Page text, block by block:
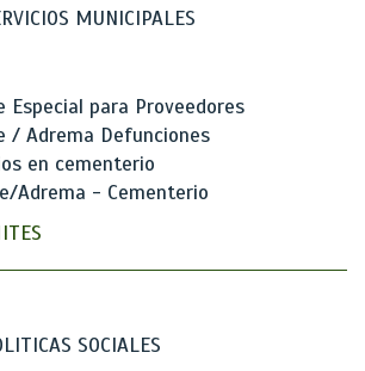
MUNICIPALES
Especial para Proveedores
/ Adrema Defunciones
en cementerio
Adrema - Cementerio
SOCIALES